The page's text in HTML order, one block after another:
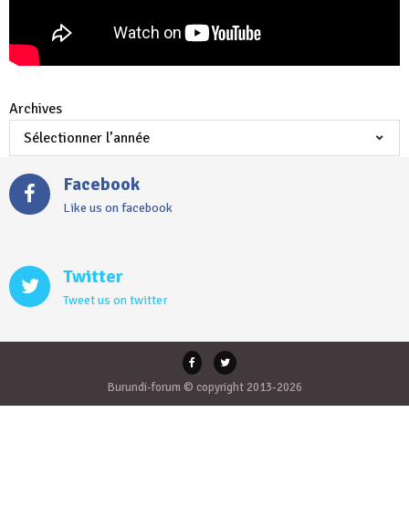
Archives
Facebook
Like us on facebook
Twitter
Tweet us on twitter
Burundi-forum © copyright 2013-2026